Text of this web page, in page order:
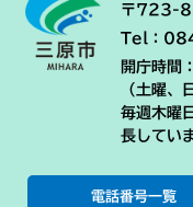
〒723-
Tel：
開庁時間
（土曜、
毎週木曜
長してい
電話番号一覧